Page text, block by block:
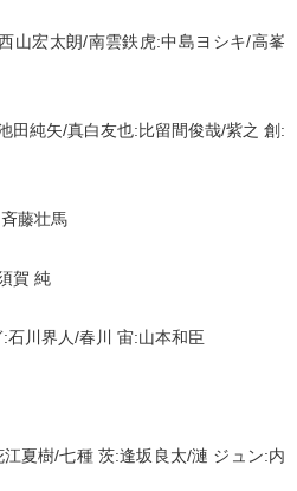
山宏太朗/南雲鉄虎:中島ヨシキ/高峯
田純矢/真白友也:比留間俊哉/紫之 創:
藤壮馬
賀 純
石川界人/春川 宙:山本和臣
夏樹/七種 茨:逢坂良太/漣 ジュン:内